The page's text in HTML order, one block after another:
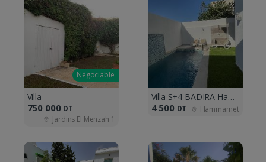
Négociable
Villa
750 000 DT
Jardins El Menzah 1
Villa S+4 BADIRA Hammamet :
4 500 DT Hammamet